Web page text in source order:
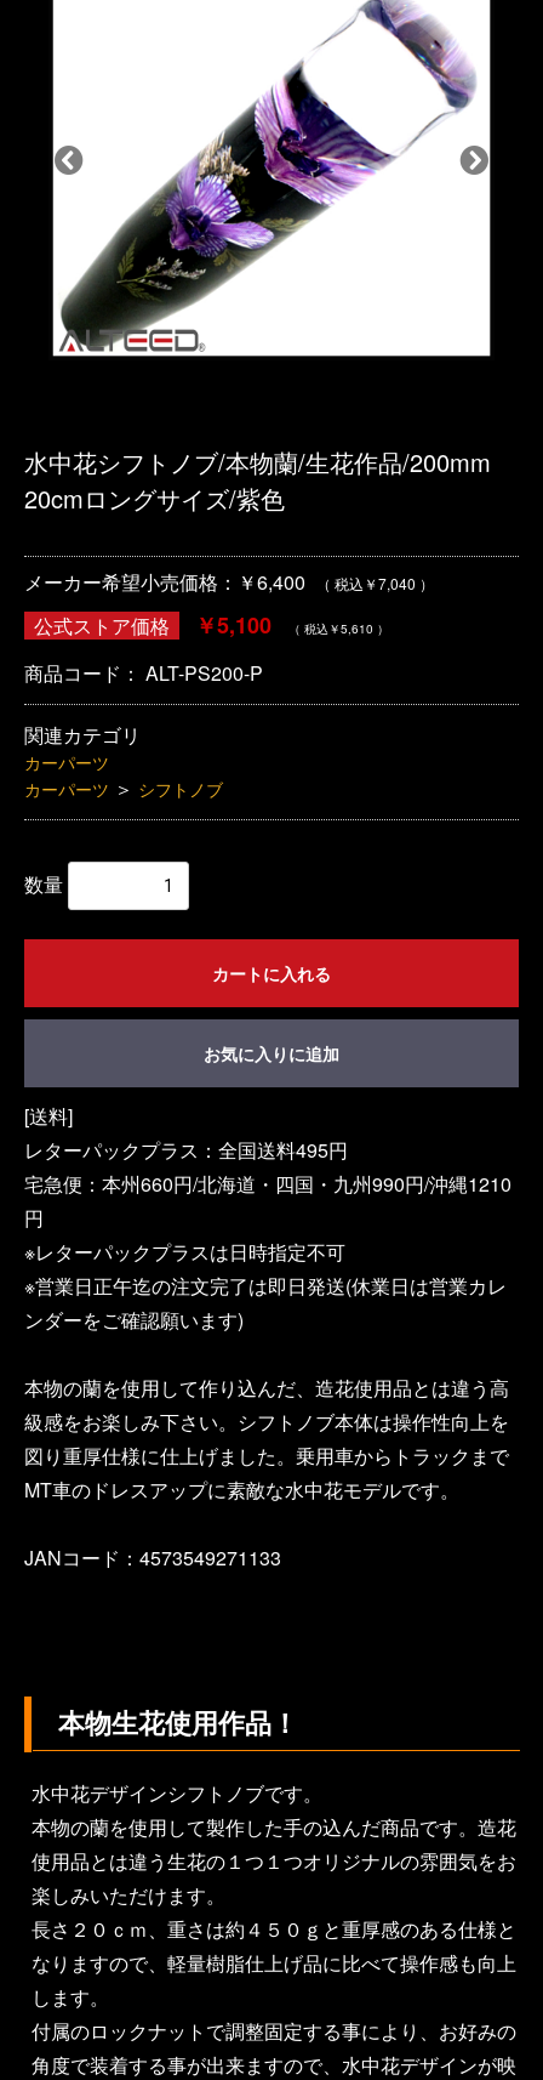
水中花シフトノブ/本物蘭/生花作品/200mm
20cmロングサイズ/紫色
メーカー希望小売価格：￥6,400 （ 税込￥7,040 ）
公式ストア価格 ￥5,100 （ 税込￥5,610 ）
商品コード： ALT-PS200-P
関連カテゴリ
カーパーツ
カーパーツ ＞ シフトノブ
数量
カートに入れる
お気に入りに追加
[送料]
レターパックプラス：全国送料495円
宅急便：本州660円/北海道・四国・九州990円/沖縄1210
円
※レターパックプラスは日時指定不可
※営業日正午迄の注文完了は即日発送(休業日は営業カレ
ンダーをご確認願います)
本物の蘭を使用して作り込んだ、造花使用品とは違う高
級感をお楽しみ下さい。シフトノブ本体は操作性向上を
図り重厚仕様に仕上げました。乗用車からトラックまで
MT車のドレスアップに素敵な水中花モデルです。
JANコード：4573549271133
本物生花使用作品！
水中花デザインシフトノブです。
本物の蘭を使用して製作した手の込んだ商品です。造花
使用品とは違う生花の１つ１つオリジナルの雰囲気をお
楽しみいただけます。
長さ２０ｃｍ、重さは約４５０ｇと重厚感のある仕様と
なりますので、軽量樹脂仕上げ品に比べて操作感も向上
します。
付属のロックナットで調整固定する事により、お好みの
角度で装着する事が出来ますので、水中花デザインが映